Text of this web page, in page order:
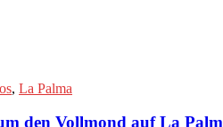
, La Palma
den Vollmond auf La